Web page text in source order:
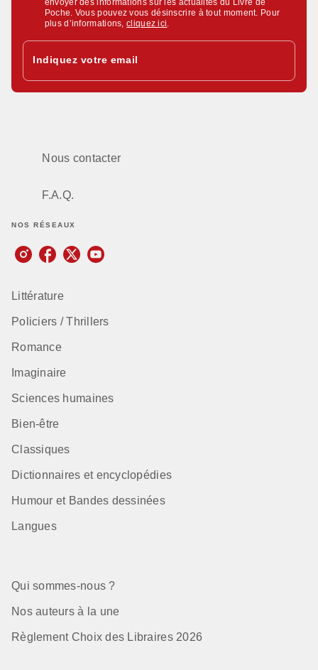
Poche. Vous pouvez vous désinscrire à tout moment. Pour
plus d’informations,cliquez ici
Indiquez votre email
Nous contacter
F.A.Q.
NOS RÉSEAUX
Littérature
Policiers / Thrillers
Romance
Imaginaire
Sciences humaines
Bien-être
Classiques
Dictionnaires et encyclopédies
Humour et Bandes dessinées
Langues
Qui sommes-nous ?
Nos auteurs à la une
Règlement Choix des Libraires 2026